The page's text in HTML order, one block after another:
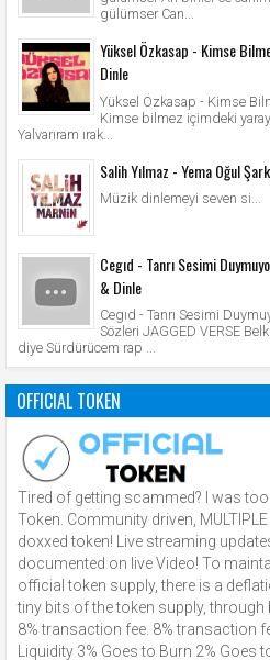
gülümser Can...
Yüksel Özkasap - Kimse
Dinle
Yüksel Özkasap - Kimse
Kimse bilmez içimdeki
Yalvarıram ırak...
Salih Yılmaz - Yema Oğul
Müzik dinlemeyi seven si...
Cegıd - Tanrı Sesimi
& Dinle
Cegıd - Tanrı Sesimi
Sözleri JAGGED VERSE
diye Sürdürücem rap ...
OFFICIAL TOKEN
Tired of getting scammed? I was
Token. Community driven,
doxxed token! Live streaming
documented on live Video! To
official token supply, there is a
tiny bits of the token supply,
8% transaction fee. 8% transaction
Liquidity 3% Goes to Burn 2% Goes